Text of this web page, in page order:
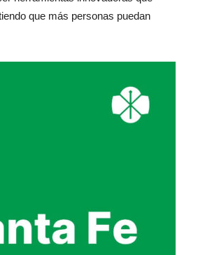
que más personas puedan